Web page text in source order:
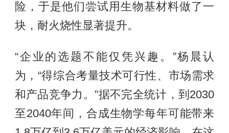
险，于是他们尝试用生物基材料做了一
块，耐火烧性显著提升。
“企业的选题不能仅凭兴趣。”杨晨认
为，“得综合考量技术可行性、市场需求
和产品竞争力。”据不完全统计，到2030
至2040年间，合成生物学每年可能带来